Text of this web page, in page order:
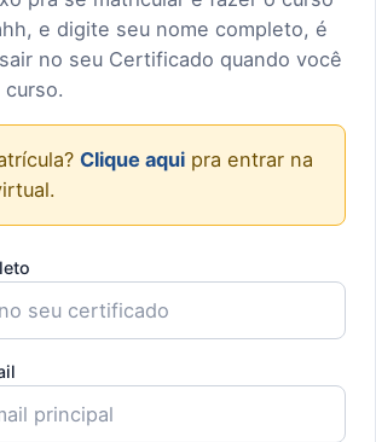
e digite seu nome completo, é
no seu Certificado quando você
curso.
Clique aqui pra entrar na